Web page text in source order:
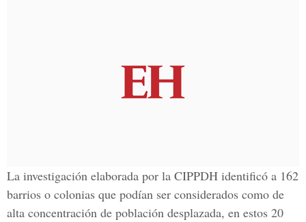
La investigación elaborada por la CIPPDH identificó a 162
barrios o colonias que podían ser considerados como de
alta concentración de población desplazada, en estos 20